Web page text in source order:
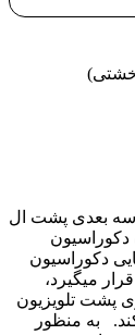
سه بعدی پشت ال
دکوراسیون
میگیرد،
پشت تلویزیون
به منظور